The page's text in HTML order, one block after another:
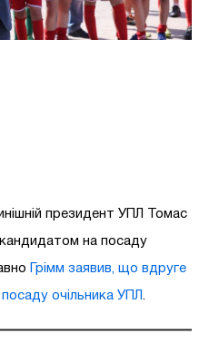
президент УПЛ Томас
на посаду
Грімм заявив, що вдруге
очільника УПЛ